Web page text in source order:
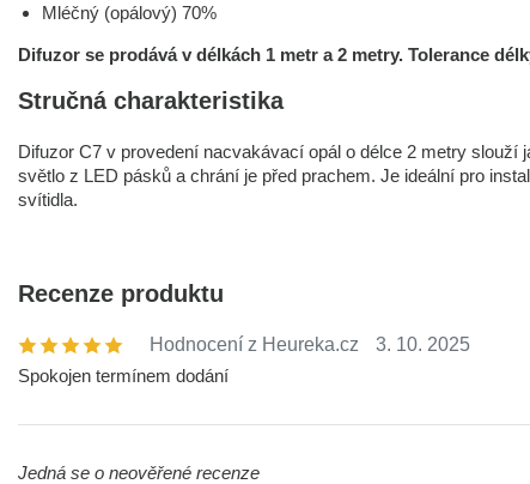
Mléčný (opálový) 70%
Difuzor se prodává v délkách 1 metr a 2 metry. Tolerance
Stručná charakteristika
Difuzor C7 v provedení nacvakávací opál o délce 2 metry
světlo z LED pásků a chrání je před prachem. Je ideální pro
svítidla.
Recenze produktu
Hodnocení z Heureka.cz
3. 10. 2025
Spokojen termínem dodání
Jedná se o neověřené recenze